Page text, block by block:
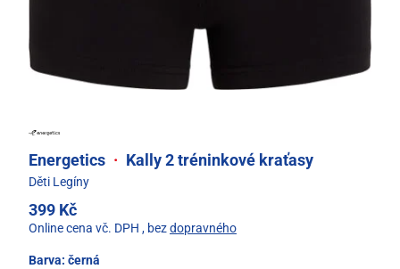
Energetics · Kally 2 tréninkové kraťasy
Děti Legíny
399 Kč
Online cena vč. DPH , bezdopravného
Barva: černá